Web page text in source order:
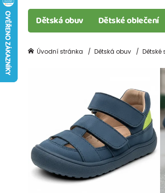
Dětská obuv Dětské oblečení
Úvodní stránka Dětská obuv